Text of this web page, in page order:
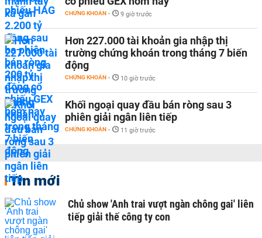
CHỨNG KHOÁN - 9 giờ trước
Hơn 227.000 tài khoản gia nhập thị
trường chứng khoán trong tháng 7 biến
động
CHỨNG KHOÁN - 10 giờ trước
Khối ngoại quay đầu bán ròng sau 3
phiên giải ngân liên tiếp
CHỨNG KHOÁN - 11 giờ trước
Tin mới
Chủ show 'Anh trai vượt ngàn chông gai' liên
tiếp giải thế công ty con